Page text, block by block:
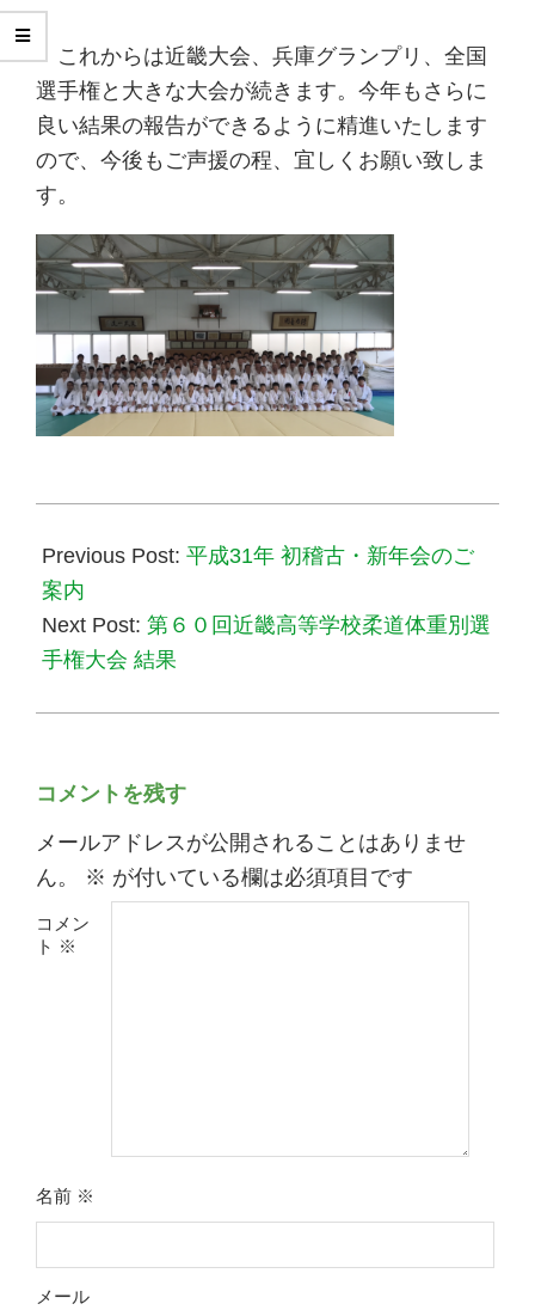
これからは近畿大会、兵庫グランプリ、全国
選手権と大きな大会が続きます。今年もさらに
良い結果の報告ができるように精進いたします
ので、今後もご声援の程、宜しくお願い致しま
す。
01-
05
Previous Post: 平成31年 初稽古・新年会のご
案内
Next Post: 第６０回近畿高等学校柔道体重別選
手権大会 結果
コメントを残す
メールアドレスが公開されることはありませ
ん。
※ が付いている欄は必須項目です
コメン
ト ※
名前 ※
メール